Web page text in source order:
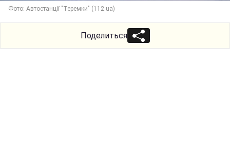
Фото: Автостанції "Теремки" (112.ua)
Поделиться